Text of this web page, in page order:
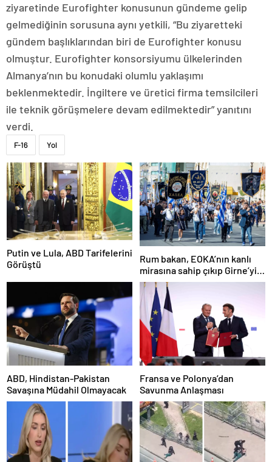
ziyaretinde Eurofighter konusunun gündeme gelip
gelmediğinin sorusuna aynı yetkili, “Bu ziyaretteki
gündem başlıklarından biri de Eurofighter konusu
olmuştur. Eurofighter konsorsiyumu ülkelerinden
Almanya’nın bu konudaki olumlu yaklaşımı
beklenmektedir. İngiltere ve üretici firma temsilcileri
ile teknik görüşmelere devam edilmektedir” yanıtını
verdi.
F-16 Yol
Putin ve Lula, ABD Tarifelerini
Görüştü
Rum bakan, EOKA’nın kanlı
mirasına sahip çıkıp Girne’yi
hedef gösterdi
ABD, Hindistan-Pakistan
Savaşına Müdahil Olmayacak
Fransa ve Polonya’dan
Savunma Anlaşması